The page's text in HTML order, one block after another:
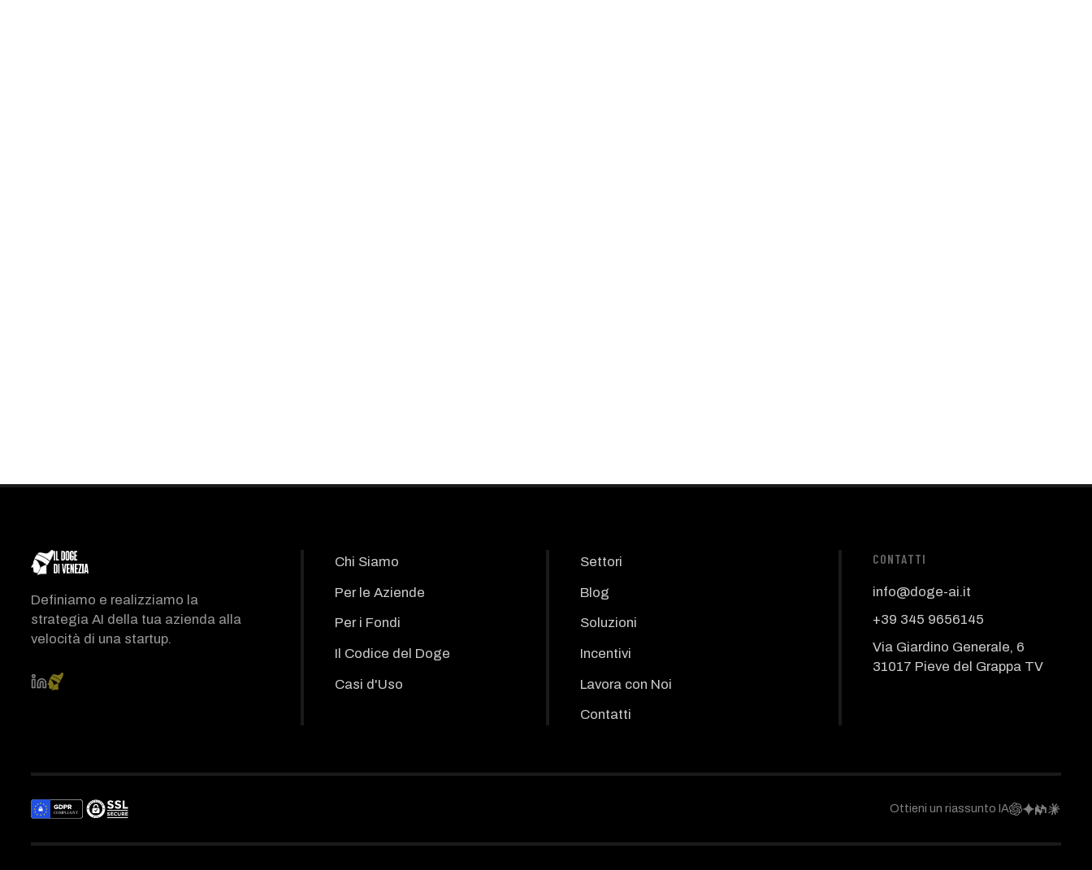
Definiamo e realizziamo la
strategia AI della tua azienda alla
velocità di una startup.
Chi Siamo
Per le Aziende
Per i Fondi
Il Codice del Doge
Casi d'Uso
Settori
Blog
Soluzioni
Incentivi
Lavora con Noi
Contatti
CONTATTI
info@doge-ai.it
+39 345 9656145
Via Giardino Generale, 6
31017 Pieve del Grappa TV
Ottieni un riassunto IA